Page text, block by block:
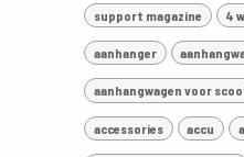
support magazine 4
aanhanger
aanhangwagen voor
accessories accu